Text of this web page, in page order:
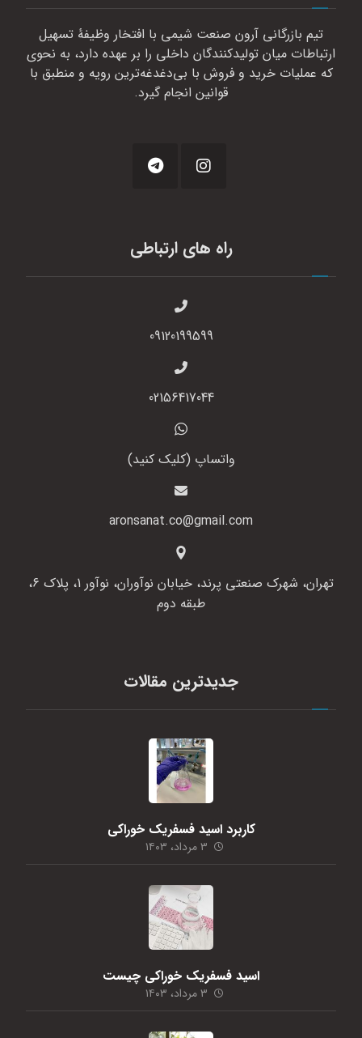
تیم بازرگانی آرون صنعت شیمی با افتخار وظیفهٔ تسهیل
ارتباطات میان تولیدکنندگان داخلی را بر عهده دارد، به نحوی
که عملیات خرید و فروش با بی‌دغدغه‌ترین رویه و منطبق با
قوانین انجام گیرد.
راه های ارتباطی
09120199599
02156417044
واتساپ (کلیک کنید)
aronsanat.co@gmail.com
تهران، شهرک صنعتی پرند، خیابان نوآوران، نوآور 1، پلاک 6،
طبقه دوم
جدیدترین مقالات
کاربرد اسید فسفریک خوراکی
۳ مرداد، ۱۴۰۳
اسید فسفریک خوراکی چیست
۳ مرداد، ۱۴۰۳